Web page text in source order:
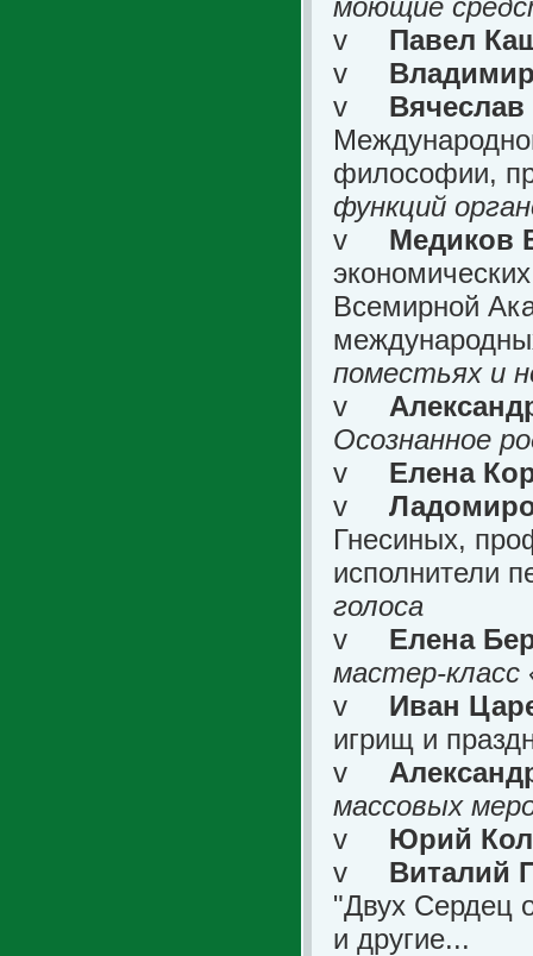
моющие
v
Павел
v
v
Вячеслав
философии,
функций
v
Медиков
Всемирной
поместьях и
v
Осознанное
v
Елена
v
Гнесиных,
исполнители
голоса
v
Елена
мастер-класс
v
Иван
игрищ и
v
массовых
v
Юрий
v
Виталий
"Двух Сердец
и другие...